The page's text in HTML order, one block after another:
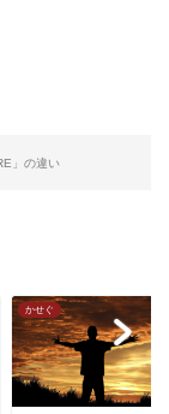
」の違い
かせぐ